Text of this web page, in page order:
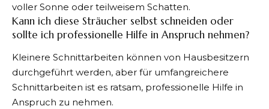
voller Sonne oder teilweisem Schatten.
Kann ich diese Sträucher selbst schneiden oder
sollte ich professionelle Hilfe in Anspruch nehmen?
Kleinere Schnittarbeiten können von Hausbesitzern
durchgeführt werden, aber für umfangreichere
Schnittarbeiten ist es ratsam, professionelle Hilfe in
Anspruch zu nehmen.